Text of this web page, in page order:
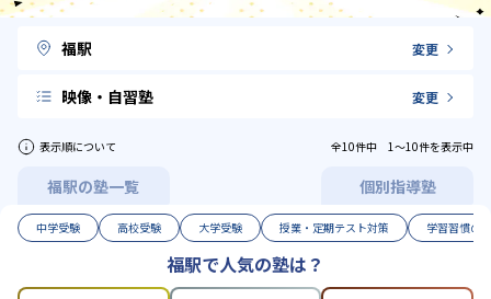
福駅 変更
映像・自習塾 変更
表示順について 全10件中 1〜10件を表示中
福駅の塾一覧 個別指導塾
中学受験 高校受験 大学受験 授業・定期テスト対策 学習習慣の
福駅で人気の塾は？